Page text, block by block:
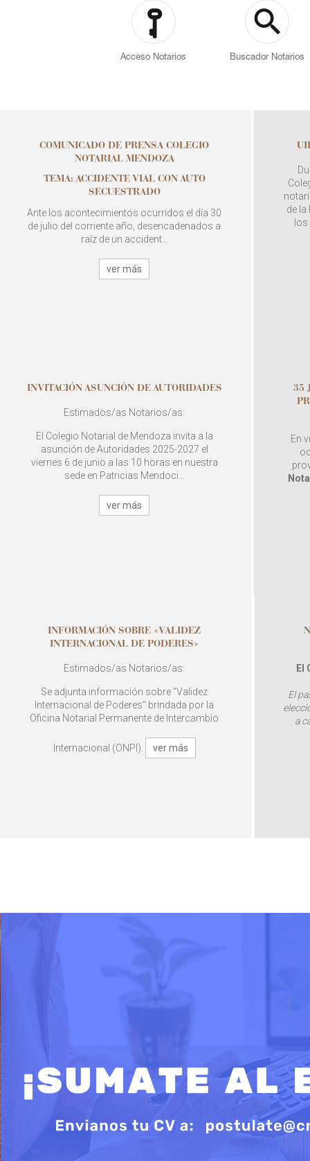
Acceso Notarios Buscador Notarios
COMUNICADO DE PRENSA COLEGIO
NOTARIAL MENDOZA
TEMA: ACCIDENTE VIAL CON AUTO
SECUESTRADO
Ante los acontecimientos ocurridos el día 30
de julio del corriente año, desencadenados a
raíz de un accident...
ver más
de
INVITACIÓN ASUNCIÓN DE AUTORIDADES
Estimados/as Notarios/as:
El Colegio Notarial de Mendoza invita a la
asunción de Autoridades 2025-2027 el
viernes 6 de junio a las 10 horas en nuestra
sede en Patricias Mendoci...
ver más
35
En
INFORMACIÓN SOBRE «VALIDEZ
INTERNACIONAL DE PODERES»
Estimados/as Notarios/as:
Se adjunta información sobre "Validez
Internacional de Poderes" brindada por la
Oficina Notarial Permanente de Intercambio
Internacional (ONPI). ver más
El
El
a